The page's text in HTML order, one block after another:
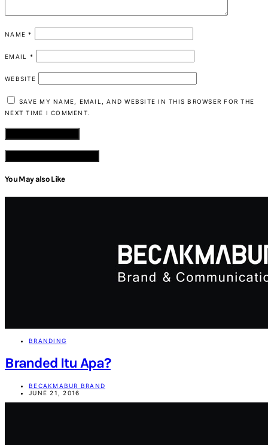
NAME*
EMAIL *
WEBSITE
SAVE MY NAME, EMAIL, AND WEBSITE IN THIS BROWSER FOR THE
NEXT TIME I COMMENT.
You May also Like
BRANDING
Branded Itu Apa?
BECAKMABUR BRAND
JUNE 21, 2016